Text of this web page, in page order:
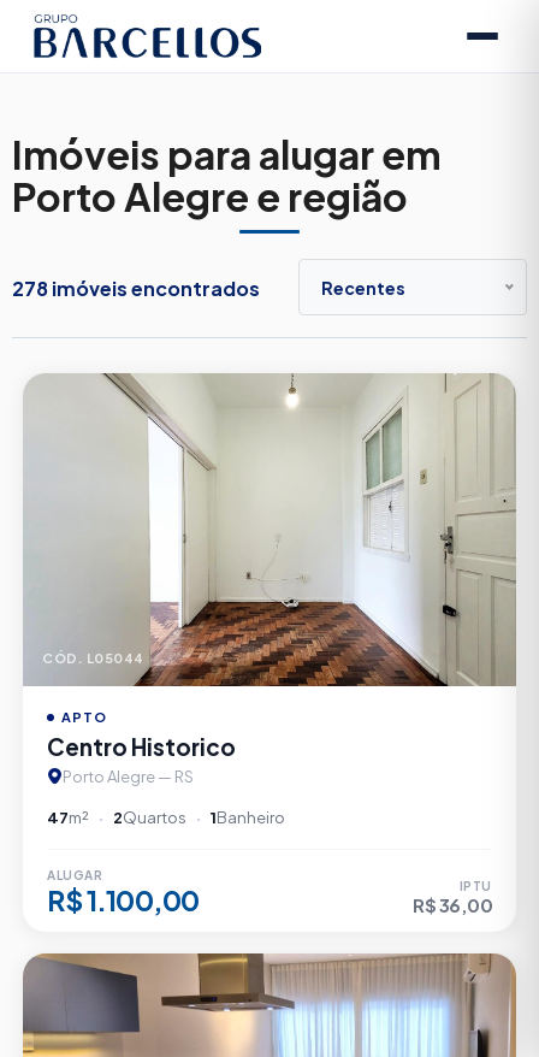
Imóveis para alugar em
Porto Alegre e região
278 imóveis encontrados Recentes
CÓD. L05044
APTO
Centro Historico
Porto Alegre — RS
47m² 2Quartos 1Banheiro
ALUGAR
R$ 1.100,00 IPTU
R$ 36,00